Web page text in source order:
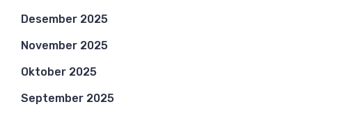
Desember 2025
November 2025
Oktober 2025
September 2025